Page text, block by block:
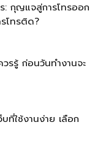
: กุญแจสู่การโทรออก
โทรติด?
รรู้ ก่อนวันทำงานจะ
ที่ใช้งานง่าย เลือก